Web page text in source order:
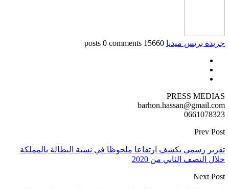
جريدة بريس ميديا 15660 posts
0 comments
PRESS MEDIAS
barhon.hassan@gmail.com
0661078323
Prev Post
تقرير رسمي يكشف ارتفاعا ملحوظا في نسبة البطالة بالمملكة
خلال النصف الثاني من 2020
Next Post